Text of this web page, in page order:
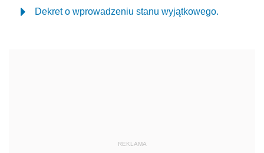
Dekret o wprowadzeniu stanu wyjątkowego.